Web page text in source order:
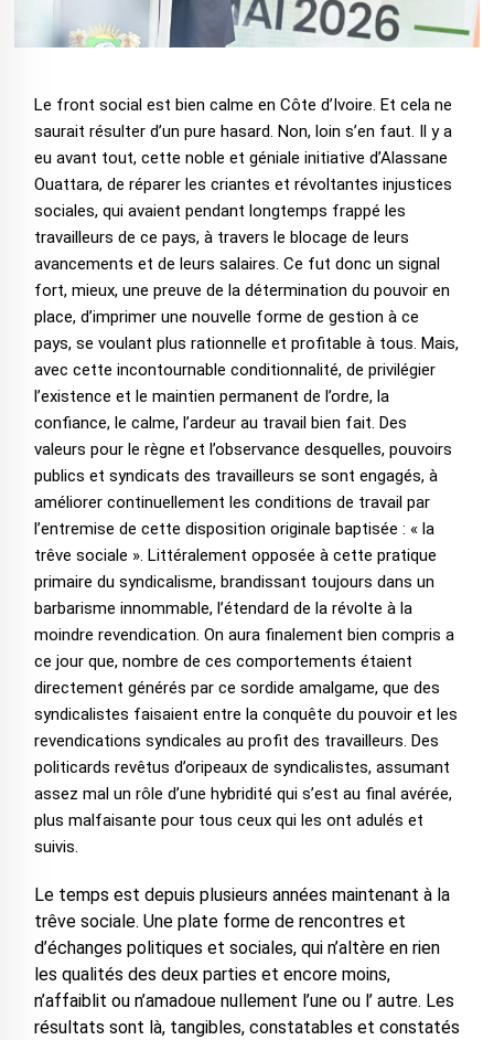
Le front social est bien calme en Côte d’Ivoire. Et cela ne
saurait résulter d’un pure hasard. Non, loin s’en faut. Il y a
eu avant tout, cette noble et géniale initiative d’Alassane
Ouattara, de réparer les criantes et révoltantes injustices
sociales, qui avaient pendant longtemps frappé les
travailleurs de ce pays, à travers le blocage de leurs
avancements et de leurs salaires. Ce fut donc un signal
fort, mieux, une preuve de la détermination du pouvoir en
place, d’imprimer une nouvelle forme de gestion à ce
pays, se voulant plus rationnelle et profitable à tous. Mais,
avec cette incontournable conditionnalité, de privilégier
l’existence et le maintien permanent de l’ordre, la
confiance, le calme, l’ardeur au travail bien fait. Des
valeurs pour le règne et l’observance desquelles, pouvoirs
publics et syndicats des travailleurs se sont engagés, à
améliorer continuellement les conditions de travail par
l’entremise de cette disposition originale baptisée : « la
trêve sociale ». Littéralement opposée à cette pratique
primaire du syndicalisme, brandissant toujours dans un
barbarisme innommable, l’étendard de la révolte à la
moindre revendication. On aura finalement bien compris a
ce jour que, nombre de ces comportements étaient
directement générés par ce sordide amalgame, que des
syndicalistes faisaient entre la conquête du pouvoir et les
revendications syndicales au profit des travailleurs. Des
politicards revêtus d’oripeaux de syndicalistes, assumant
assez mal un rôle d’une hybridité qui s’est au final avérée,
plus malfaisante pour tous ceux qui les ont adulés et
suivis.
Le temps est depuis plusieurs années maintenant à la
trêve sociale. Une plate forme de rencontres et
d’échanges politiques et sociales, qui n’altère en rien
les qualités des deux parties et encore moins,
n’affaiblit ou n’amadoue nullement l’une ou l’ autre. Les
résultats sont là, tangibles, constatables et constatés